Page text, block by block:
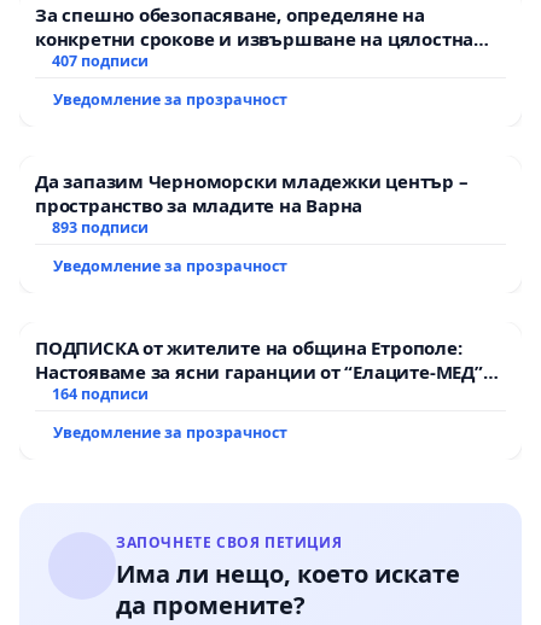
За спешно обезопасяване, определяне на
конкретни срокове и извършване на цялостна
рехабилитация на републиканския път между
Мирово - к.к. Момин проход
407 подписи
Уведомление за прозрачност
Да запазим Черноморски младежки център –
пространство за младите на Варна
893 подписи
Уведомление за прозрачност
ПОДПИСКА от жителите на община Етрополе:
Настояваме за ясни гаранции от “Елаците-МЕД”
АД и от държавата, че ще се изпълнят всички
164 подписи
Уведомление за прозрачност
ЗАПОЧНЕТЕ СВОЯ ПЕТИЦИЯ
Има ли нещо, което искате
да промените?